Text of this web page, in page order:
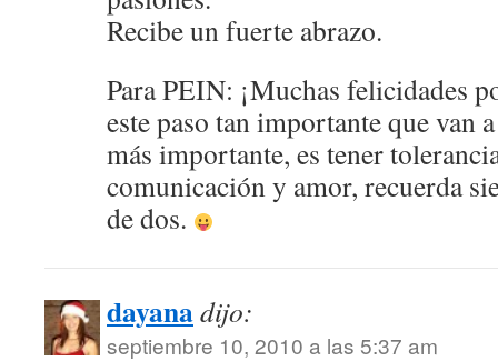
Recibe un fuerte abrazo.
Para PEIN: ¡Muchas felicidades
este paso tan importante que van
más importante, es tener
comunicación y amor, recuerda
de dos.
dayanadijo:
septiembre 10, 2010 a las 5:37 am